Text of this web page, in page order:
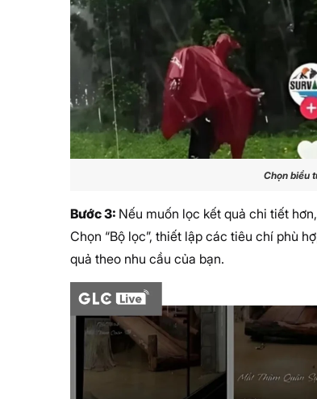
Chọn biểu
Bước 3: Nếu muốn lọc kết quả chi tiết
Chọn “Bộ lọc”, thiết lập các tiêu chí phù
quả theo nhu cầu của bạn.